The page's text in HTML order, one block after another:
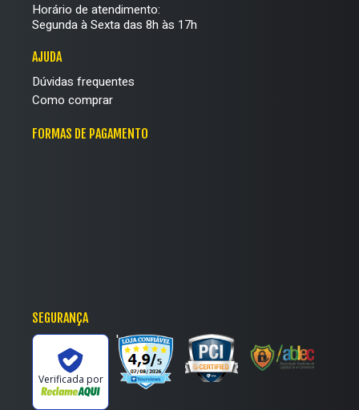
Horário de atendimento:
Segunda à Sexta das 8h às 17h
AJUDA
Dúvidas frequentes
Como comprar
FORMAS DE PAGAMENTO
SEGURANÇA
Verificada por
'